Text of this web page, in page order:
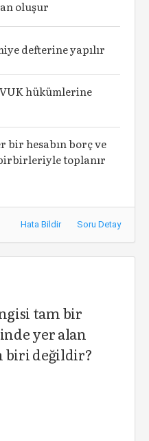
oluşur
defterine yapılır
hükümlerine
bir hesabın borç ve
toplanır
Hata Bildir Soru Detay
tam bir
yer alan
biri değildir?